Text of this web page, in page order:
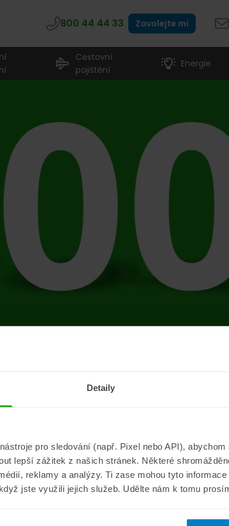
Detaily
pro sledování (např. Pixel nebo API),
lepší zážitek z našich stránek. Některé
reklamy a analýzy. Ti zase mohou tyto
jste využili jejich služeb. Udělte nám k tomu
800 44 44 33 Zavolejte mi
Cestovní
pojištění
Energie
se vyskytla
Přejít na úvodní stránku
Informace
Aktuality
O nás